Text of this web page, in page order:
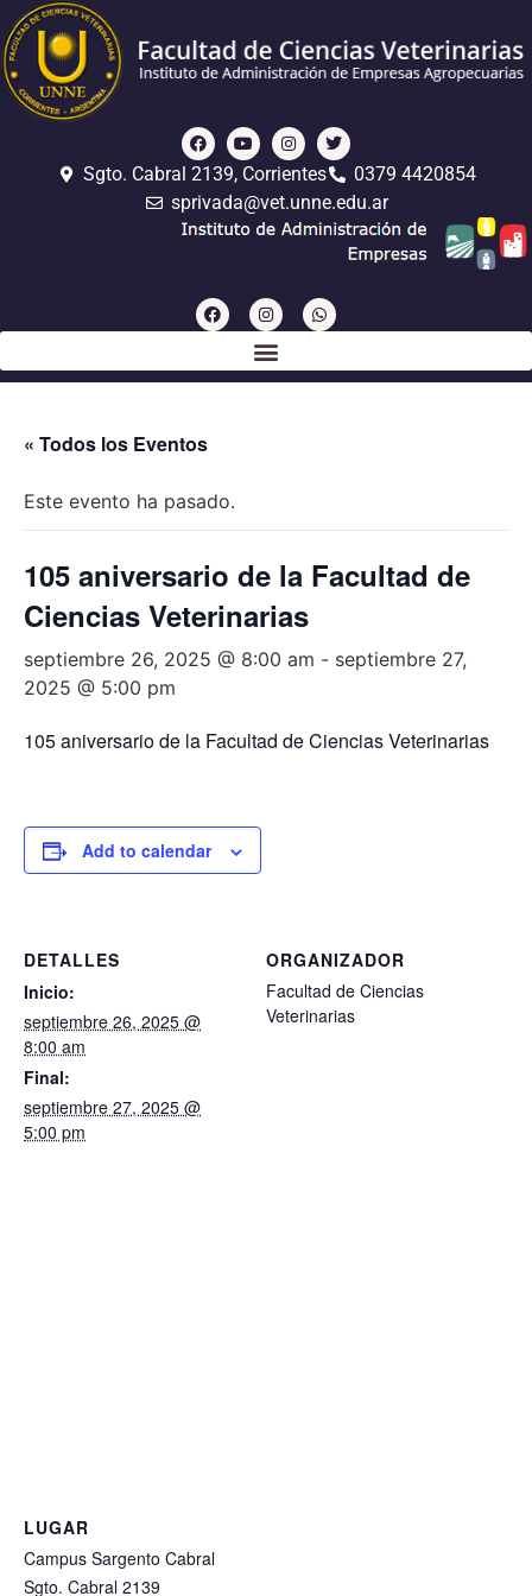
Sgto. Cabral 2139, Corrientes
0379 4420854
sprivada@vet.unne.edu.ar
« Todos los Eventos
Este evento ha pasado.
105 aniversario de la Facultad de
Ciencias Veterinarias
septiembre 26, 2025 @ 8:00 am - septiembre 27,
2025 @ 5:00 pm
105 aniversario de la Facultad de Ciencias Veterinarias
Add to calendar
DETALLES
Inicio:
septiembre 26, 2025 @
8:00 am
Final:
septiembre 27, 2025 @
5:00 pm
ORGANIZADOR
Facultad de Ciencias
Veterinarias
LUGAR
Campus Sargento Cabral
Sgto. Cabral 2139